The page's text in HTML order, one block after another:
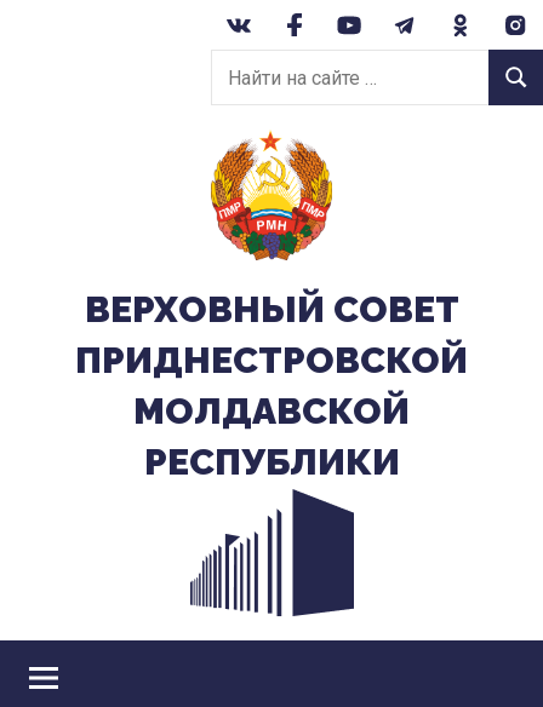
Найти
на
сайте:
ВЕРХОВНЫЙ CОВЕТ
ПРИДНЕСТРОВСКОЙ
МОЛДАВСКОЙ
РЕСПУБЛИКИ